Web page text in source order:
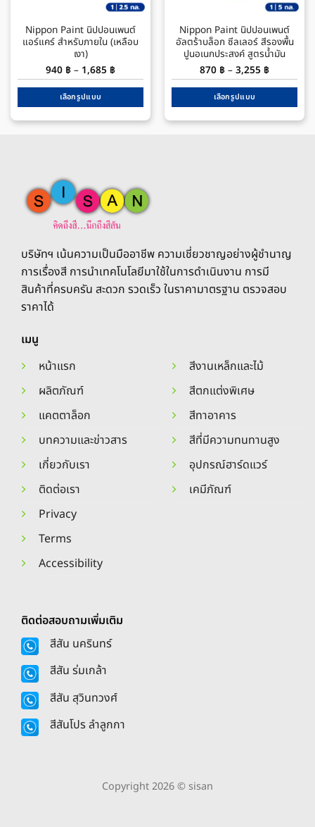
Nippon Paint นิปปอนเพนต์
แอร์แคร์ สำหรับภายใน (เหลือบ
เงา)
940 ฿ – 1,685 ฿Price
range:
940 ฿
1,685 ฿
เลือกรูปแบบ
product
The
options
may
be
chosen
on
the
product
Nippon Paint นิปปอนเพนต์
อัลตร้าบล็อก ซีลเลอร์ สีรองพื้น
ปูนอเนกประสงค์ สูตรน้ำมัน
870 ฿ – 3,255 ฿Price
range:
870 ฿
3,255 ฿
เลือกรูปแบบ
product
chosen
on
the
product
บริษัทฯ เน้นความเป็นมืออาชีพ ความเชี่ยวชาญอย่างผู้ชำนาญ
การเรื่องสี การนำเทคโนโลยีมาใช้ในการดำเนินงาน การมี
สินค้าที่ครบครัน สะดวก รวดเร็ว ในราคามาตรฐาน ตรวจสอบ
ราคาได้
เมนู
หน้าแรก
ผลิตภัณฑ์
แคตตาล็อก
บทความและข่าวสาร
เกี่ยวกับเรา
ติดต่อเรา
สีงานเหล็กและไม้
สีตกแต่งพิเศษ
สีทาอาคาร
สีที่มีความทนทานสูง
อุปกรณ์ฮาร์ดแวร์
เคมีภัณฑ์
Privacy
Terms
Accessibility
ติดต่อสอบถามเพิ่มเติม
สีสัน นครินทร์
สีสัน ร่มเกล้า
สีสัน สุวินทวงศ์
สีสันโปร ลำลูกกา
Copyright 2026 © sisan